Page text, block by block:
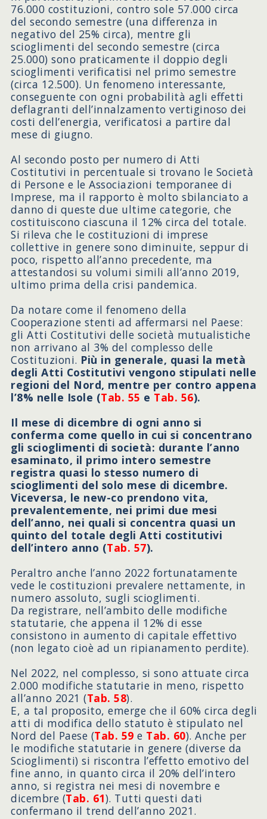
76.000 costituzioni, contro sole 57.000 circa
del secondo semestre (una differenza in
negativo del 25% circa), mentre gli
scioglimenti del secondo semestre (circa
25.000) sono praticamente il doppio degli
scioglimenti verificatisi nel primo semestre
(circa 12.500). Un fenomeno interessante,
conseguente con ogni probabilità agli effetti
deflagranti dell’innalzamento vertiginoso dei
costi dell’energia, verificatosi a partire dal
mese di giugno.
Al secondo posto per numero di Atti
Costitutivi in percentuale si trovano le Società
di Persone e le Associazioni temporanee di
Imprese, ma il rapporto è molto sbilanciato a
danno di queste due ultime categorie, che
costituiscono ciascuna il 12% circa del totale.
Si rileva che le costituzioni di imprese
collettive in genere sono diminuite, seppur di
poco, rispetto all’anno precedente, ma
attestandosi su volumi simili all’anno 2019,
ultimo prima della crisi pandemica.
Da notare come il fenomeno della
Cooperazione stenti ad affermarsi nel Paese:
gli Atti Costitutivi delle società mutualistiche
non arrivano al 3% del complesso delle
Costituzioni. Più in generale, quasi la metà
degli Atti Costitutivi vengono stipulati nelle
regioni del Nord, mentre per contro appena
l’8% nelle Isole (Tab. 55 e Tab. 56).
Il mese di dicembre di ogni anno si
conferma come quello in cui si concentrano
gli scioglimenti di società: durante l’anno
esaminato, il primo intero semestre
registra quasi lo stesso numero di
scioglimenti del solo mese di dicembre.
Viceversa, le new-co prendono vita,
prevalentemente, nei primi due mesi
dell’anno, nei quali si concentra quasi un
quinto del totale degli Atti costitutivi
dell’intero anno (Tab. 57).
Peraltro anche l’anno 2022 fortunatamente
vede le costituzioni prevalere nettamente, in
numero assoluto, sugli scioglimenti.
Da registrare, nell’ambito delle modifiche
statutarie, che appena il 12% di esse
consistono in aumento di capitale effettivo
(non legato cioè ad un ripianamento perdite).
Nel 2022, nel complesso, si sono attuate circa
2.000 modifiche statutarie in meno, rispetto
all’anno 2021 (Tab. 58).
E, a tal proposito, emerge che il 60% circa degli
atti di modifica dello statuto è stipulato nel
Nord del Paese (Tab. 59 e Tab. 60). Anche per
le modifiche statutarie in genere (diverse da
Scioglimenti) si riscontra l’effetto emotivo del
fine anno, in quanto circa il 20% dell’intero
anno, si registra nei mesi di novembre e
dicembre (Tab. 61). Tutti questi dati
confermano il trend dell’anno 2021.